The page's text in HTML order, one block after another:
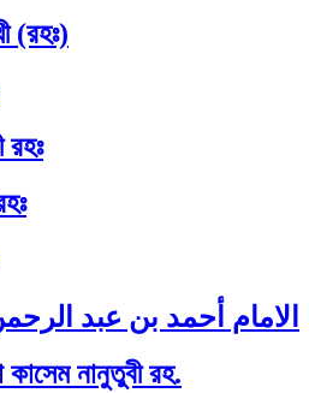
(রহঃ)
রহঃ
الامام أحمد بن عبد
কাসেম নানুতুবী রহ.